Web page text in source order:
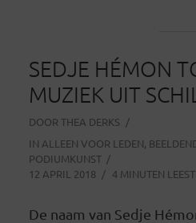
SEDJE HÉMON
MUZIEK UIT
DOOR THEA DERKS
IN ALLEEN VOOR LEDEN,
PODIUMKUNST
12 APRIL 2018
4 MINUTEN
De naam van Sedje